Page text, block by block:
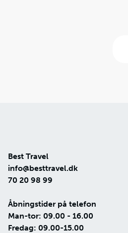
Best Travel
info@besttravel.dk
70 20 98 99
Åbningstider på telefon
Man-tor: 09.00 - 16.00
Fredag: 09.00-15.00